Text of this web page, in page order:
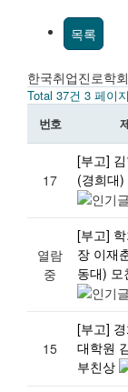
목록
한국취업진로학
Total 37건 3 페이지
번호
17
[부고]
(경희대
열람
중
[부고]
장 이재
동대) 모
15
[부고]
대학원
부친상